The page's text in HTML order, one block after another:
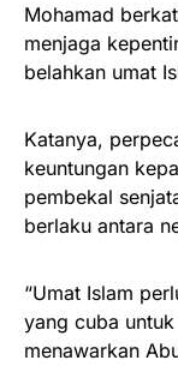
Moha­mad
menjaga
belahkan umat
Katanya,
keuntungan
pembekal
berlaku antara
“Umat Islam
yang cuba
menawarkan